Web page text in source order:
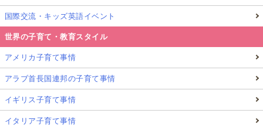
国際交流・キッズ英語イベント
世界の子育て・教育スタイル
アメリカ子育て事情
アラブ首長国連邦の子育て事情
イギリス子育て事情
イタリア子育て事情